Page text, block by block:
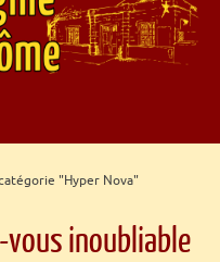
"Hyper Nova"
vous inoubliable